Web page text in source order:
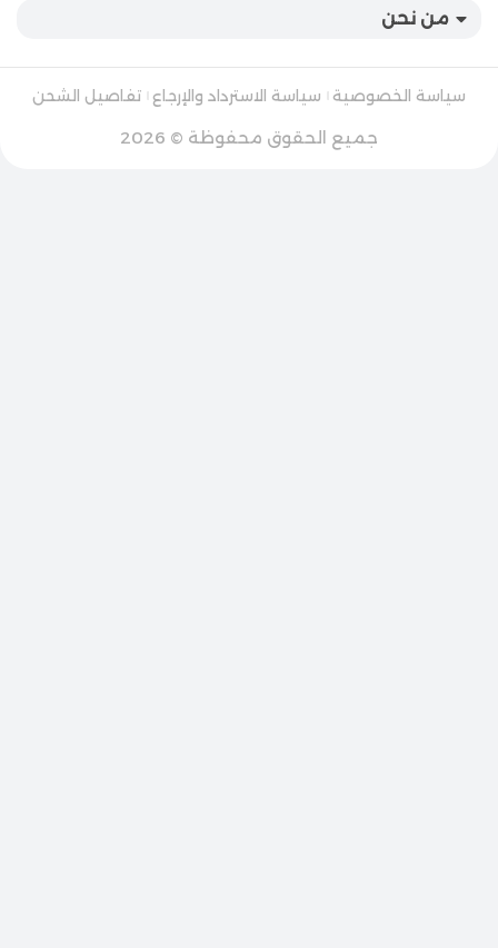
من نحن
سياسة الخصوصية سياسة الاسترداد والإرجاع تفاصيل الشحن
جميع الحقوق محفوظة © 2026